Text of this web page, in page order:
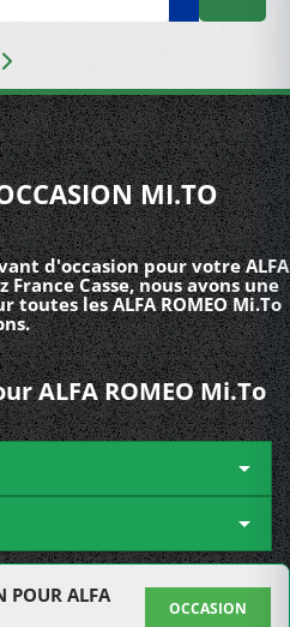
MI.TO
d'occasion pour votre ALFA
France Casse, nous avons une
les ALFA ROMEO Mi.To
ALFA ROMEO Mi.To


POUR ALFA
OCCASION